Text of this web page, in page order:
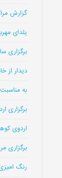
گزارش
یلدای
برگزاری
دیدار از
به
برگزاری
اردوی
برگزاری
رنگ